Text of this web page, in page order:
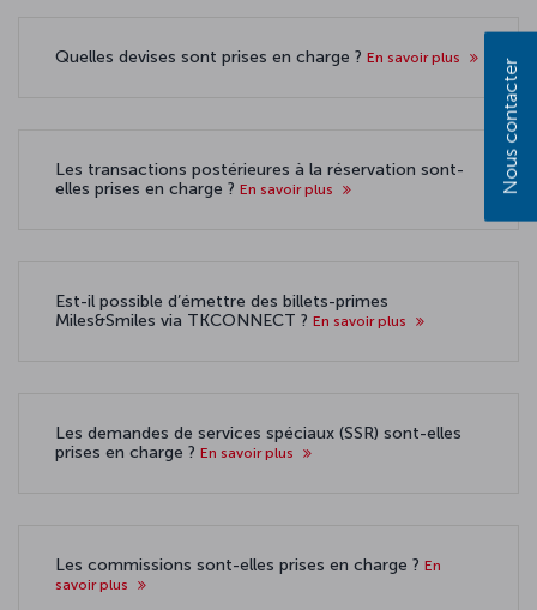
Quelles devises sont prises en charge ? En savoir plus
Les transactions postérieures à la réservation sont-
elles prises en charge ? En savoir plus
Est-il possible d’émettre des billets-primes
Miles&Smiles via TKCONNECT ? En savoir plus
Les demandes de services spéciaux (SSR) sont-elles
prises en charge ? En savoir plus
Les commissions sont-elles prises en charge ? En
savoir plus
Nous contacter